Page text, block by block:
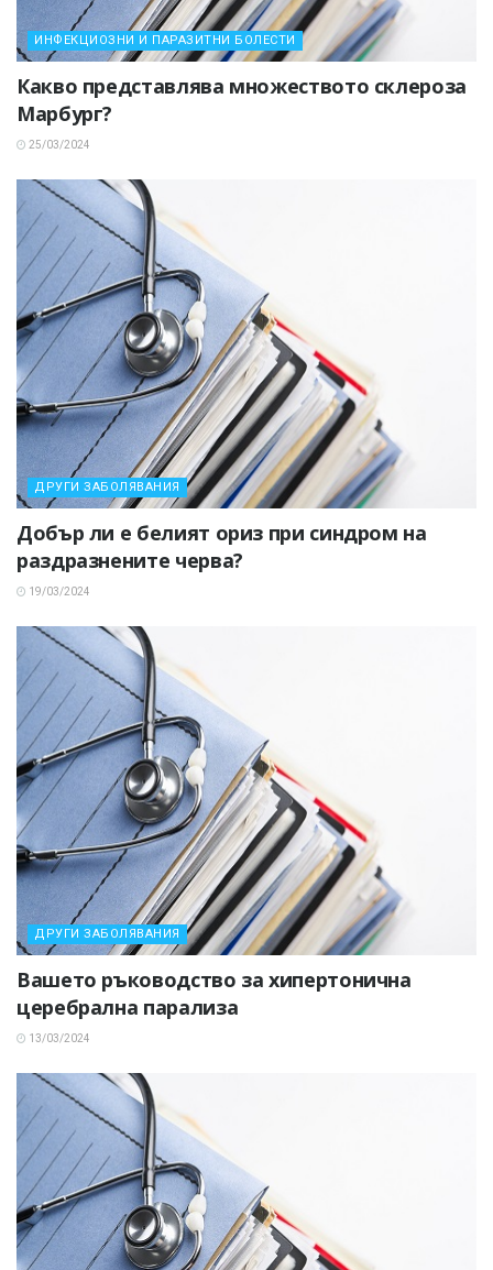
ИНФЕКЦИОЗНИ И ПАРАЗИТНИ БОЛЕСТИ
Какво представлява множеството склероза
Марбург?
25/03/2024
ДРУГИ ЗАБОЛЯВАНИЯ
Добър ли е белият ориз при синдром на
раздразнените черва?
19/03/2024
ДРУГИ ЗАБОЛЯВАНИЯ
Вашето ръководство за хипертонична
церебрална парализа
13/03/2024